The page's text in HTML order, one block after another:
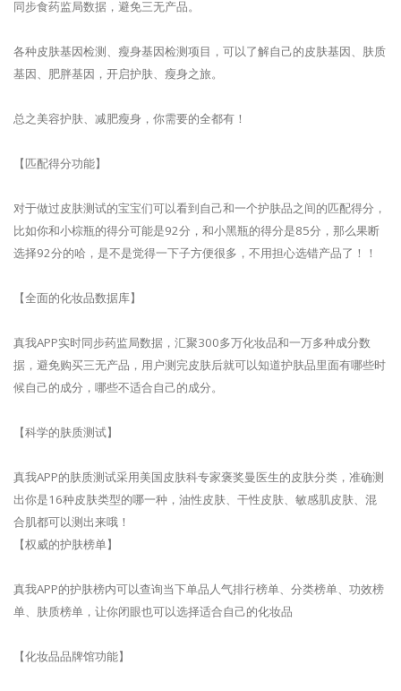
同步食药监局数据，避免三无产品。
各种皮肤基因检测、瘦身基因检测项目，可以了解自己的皮肤基因、肤质
基因、肥胖基因，开启护肤、瘦身之旅。
总之美容护肤、减肥瘦身，你需要的全都有！
【匹配得分功能】
对于做过皮肤测试的宝宝们可以看到自己和一个护肤品之间的匹配得分，
比如你和小棕瓶的得分可能是92分，和小黑瓶的得分是85分，那么果断
选择92分的哈，是不是觉得一下子方便很多，不用担心选错产品了！！
【全面的化妆品数据库】
真我APP实时同步药监局数据，汇聚300多万化妆品和一万多种成分数
据，避免购买三无产品，用户测完皮肤后就可以知道护肤品里面有哪些时
候自己的成分，哪些不适合自己的成分。
【科学的肤质测试】
真我APP的肤质测试采用美国皮肤科专家褒奖曼医生的皮肤分类，准确测
出你是16种皮肤类型的哪一种，油性皮肤、干性皮肤、敏感肌皮肤、混
合肌都可以测出来哦！
【权威的护肤榜单】
真我APP的护肤榜内可以查询当下单品人气排行榜单、分类榜单、功效榜
单、肤质榜单，让你闭眼也可以选择适合自己的化妆品
【化妆品品牌馆功能】